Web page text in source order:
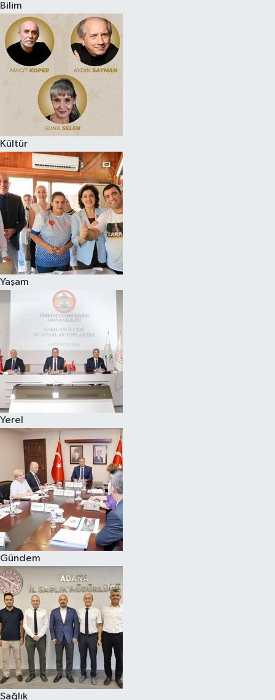
Bilim
Kültür
Yaşam
Yerel
Gündem
Sağlık